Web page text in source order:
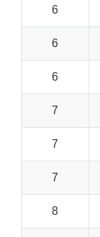
6
6
6
7
7
7
8